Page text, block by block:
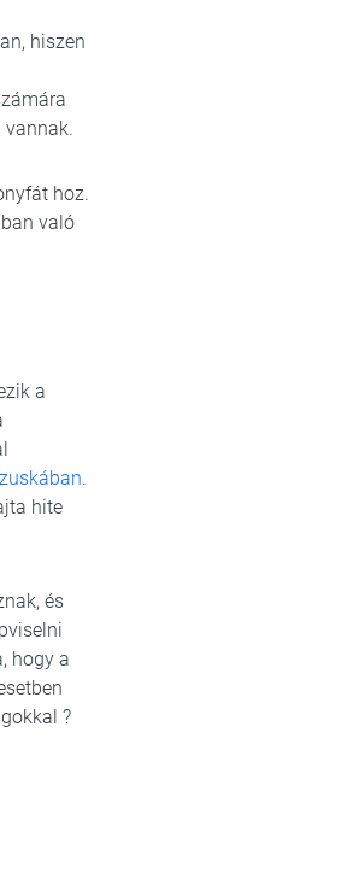
hiszen
vannak.
hoz.
való
a
.
hite
és
hogy a
?